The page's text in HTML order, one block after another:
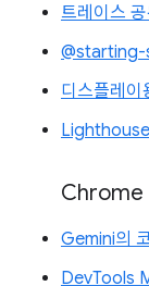
트레이스
@starting-
디스플레
Chrome
Gemini의
DevTools